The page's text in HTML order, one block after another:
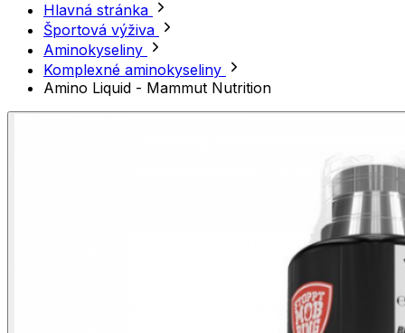
Hlavná stránka
Športová výživa
Aminokyseliny
Komplexné aminokyseliny
Amino Liquid - Mammut Nutrition